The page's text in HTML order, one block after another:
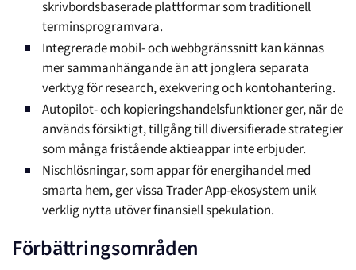
skrivbordsbaserade plattformar som traditionell
terminsprogramvara.
Integrerade mobil- och webbgränssnitt kan kännas
mer sammanhängande än att jonglera separata
verktyg för research, exekvering och kontohantering.
Autopilot- och kopieringshandelsfunktioner ger, när de
används försiktigt, tillgång till diversifierade strategier
som många fristående aktieappar inte erbjuder.
Nischlösningar, som appar för energihandel med
smarta hem, ger vissa Trader App-ekosystem unik
verklig nytta utöver finansiell spekulation.
Förbättringsområden